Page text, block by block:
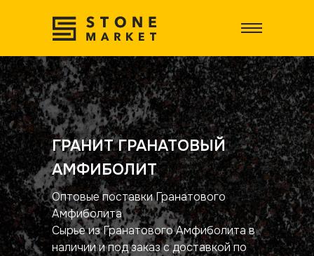
ГРАНИТ ГРАНАТОВЫЙ
АМФИБОЛИТ
Оптовые поставки Гранатового
Амфиболита
Сырье из Гранатового Амфиболита в
наличии и под заказ с доставкой по